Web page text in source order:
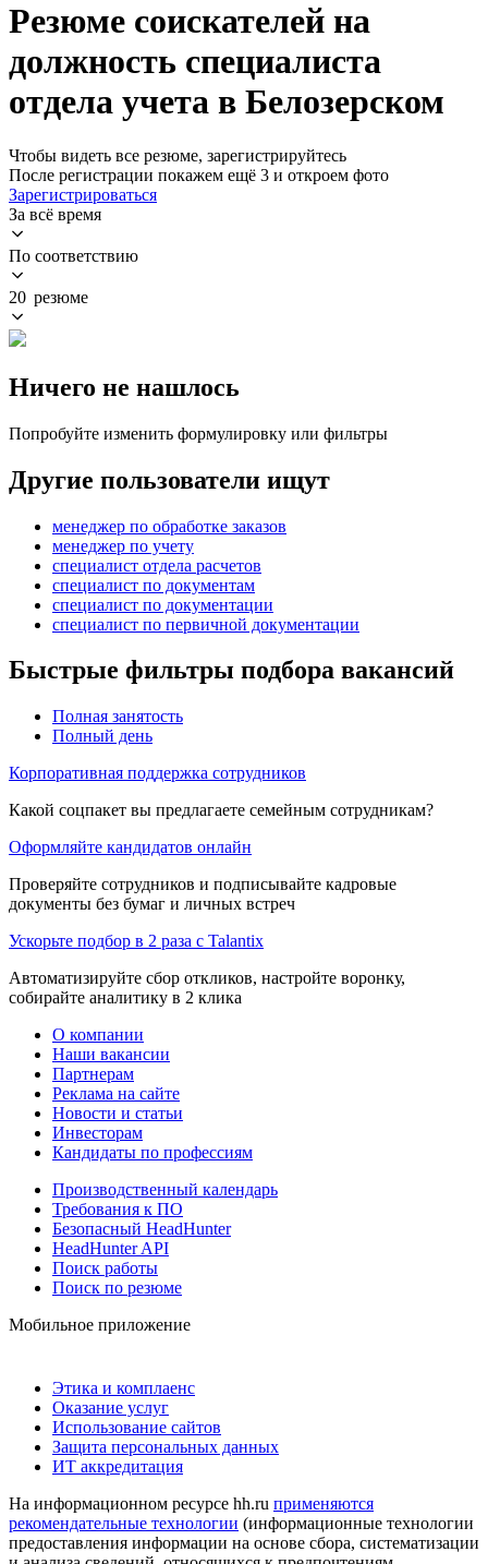
Резюме соискателей на
должность специалиста
отдела учета в Белозерском
Чтобы видеть все резюме, зарегистрируйтесь
После регистрации покажем ещё 3 и откроем фото
Зарегистрироваться
За всё время
По соответствию
20 резюме
Ничего не нашлось
Попробуйте изменить формулировку или фильтры
Другие пользователи ищут
менеджер по обработке заказов
менеджер по учету
специалист отдела расчетов
специалист по документам
специалист по документации
специалист по первичной документации
Быстрые фильтры подбора вакансий
Полная занятость
Полный день
Корпоративная поддержка сотрудников
Какой соцпакет вы предлагаете семейным сотрудникам?
Оформляйте кандидатов онлайн
Проверяйте сотрудников и подписывайте кадровые
документы без бумаг и личных встреч
Ускорьте подбор в 2 раза с Talantix
Автоматизируйте сбор откликов, настройте воронку,
собирайте аналитику в 2 клика
О компании
Наши вакансии
Партнерам
Реклама на сайте
Новости и статьи
Инвесторам
Кандидаты по профессиям
Производственный календарь
Требования к ПО
Безопасный HeadHunter
HeadHunter API
Поиск работы
Поиск по резюме
Мобильное приложение
Этика и комплаенс
Оказание услуг
Использование сайтов
Защита персональных данных
ИТ аккредитация
На информационном ресурсе hh.ru применяются
рекомендательные технологии (информационные технологии
предоставления информации на основе сбора, систематизации